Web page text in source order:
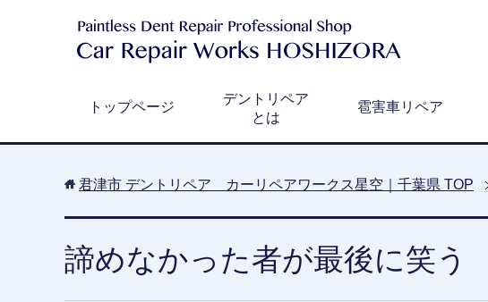
トップページ
デントリペア
とは
雹害車リペア
君津市 デントリペア カーリペアワークス星空｜千葉県 TOP
諦めなかった者が最後に笑う